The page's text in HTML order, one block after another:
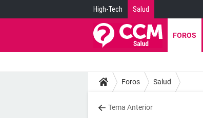
High-Tech Salud
FOROS
Foros Salud
Tema Anterior